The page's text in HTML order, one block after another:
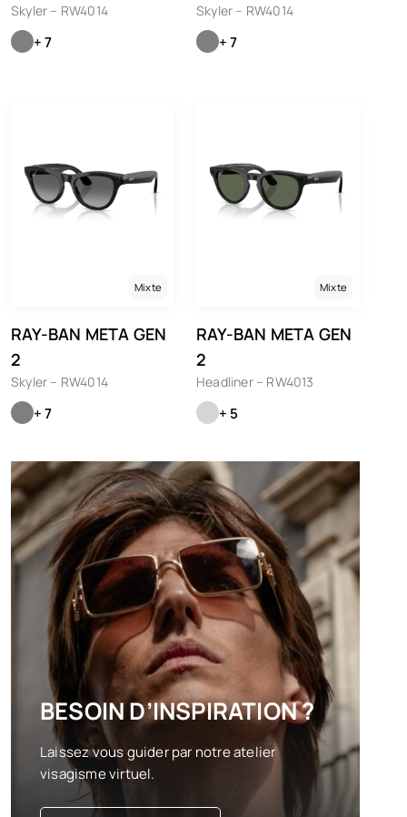
BESOIN D’INSPIRATION ?
Laissez vous guider par notre atelier
visagisme virtuel.
Skyler – RW4014
+ 7
Skyler – RW4014
+ 7
Mixte
RAY-BAN META GEN
2
Skyler – RW4014
+ 7
Mixte
RAY-BAN META GEN
2
Headliner – RW4013
+ 5